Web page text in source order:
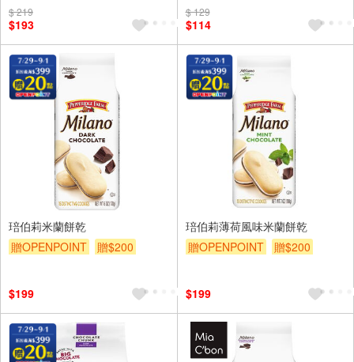
$ 219
$193
$ 129
$114
琣伯莉米蘭餅乾
贈OPENPOINT
贈$200
$199
琣伯莉薄荷風味米蘭餅乾
贈OPENPOINT
贈$200
$199